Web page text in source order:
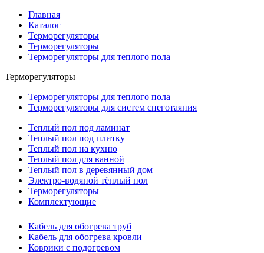
Главная
Каталог
Терморегуляторы
Терморегуляторы
Терморегуляторы для теплого пола
Терморегуляторы
Терморегуляторы для теплого пола
Терморегуляторы для систем снеготаяния
Теплый пол под ламинат
Теплый пол под плитку
Теплый пол на кухню
Теплый пол для ванной
Теплый пол в деревянный дом
Электро-водяной тёплый пол
Терморегуляторы
Комплектующие
Кабель для обогрева труб
Кабель для обогрева кровли
Коврики с подогревом